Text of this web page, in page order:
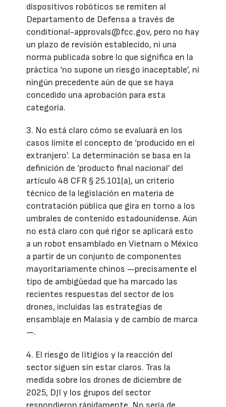
dispositivos robóticos se remiten al
Departamento de Defensa a través de
conditional-approvals@fcc.gov, pero no hay
un plazo de revisión establecido, ni una
norma publicada sobre lo que significa en la
práctica ‘no supone un riesgo inaceptable’, ni
ningún precedente aún de que se haya
concedido una aprobación para esta
categoría.
3. No está claro cómo se evaluará en los
casos límite el concepto de ‘producido en el
extranjero’. La determinación se basa en la
definición de ‘producto final nacional’ del
artículo 48 CFR § 25.101(a), un criterio
técnico de la legislación en materia de
contratación pública que gira en torno a los
umbrales de contenido estadounidense. Aún
no está claro con qué rigor se aplicará esto
a un robot ensamblado en Vietnam o México
a partir de un conjunto de componentes
mayoritariamente chinos —precisamente el
tipo de ambigüedad que ha marcado las
recientes respuestas del sector de los
drones, incluidas las estrategias de
ensamblaje en Malasia y de cambio de marca
—.
4. El riesgo de litigios y la reacción del
sector siguen sin estar claros. Tras la
medida sobre los drones de diciembre de
2025, DJI y los grupos del sector